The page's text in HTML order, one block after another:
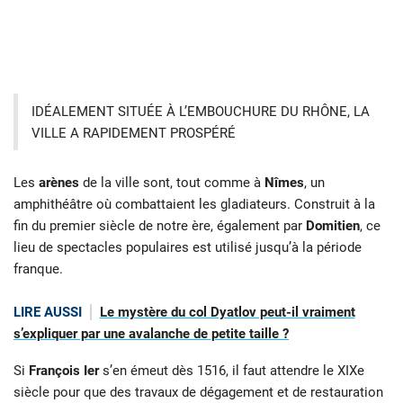
IDÉALEMENT SITUÉE À L’EMBOUCHURE DU RHÔNE, LA
VILLE A RAPIDEMENT PROSPÉRÉ
Les arènes de la ville sont, tout comme à Nîmes, un
amphithéâtre où combattaient les gladiateurs. Construit à la
fin du premier siècle de notre ère, également par Domitien, ce
lieu de spectacles populaires est utilisé jusqu’à la période
franque.
LIRE AUSSI
Le mystère du col Dyatlov peut-il vraiment
s’expliquer par une avalanche de petite taille ?
Si François Iers’en émeut dès 1516, il faut attendre le XIXe
siècle pour que des travaux de dégagement et de restauration